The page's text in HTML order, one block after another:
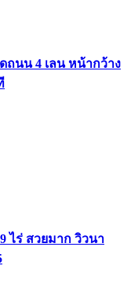
ถนน 4 เลน หน้ากว้าง
ไร่ สวยมาก วิวนา